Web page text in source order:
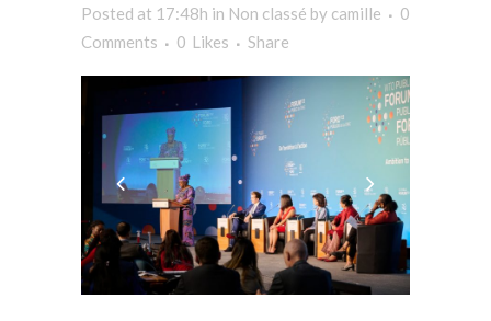
Posted at 17:48h in Non classé by camille
0
Comments
0 Likes Share